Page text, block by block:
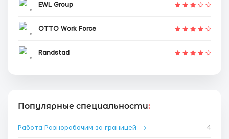
EWL Group
OTTO Work Force
Randstad
Популярные специальности:
Работа Разнорабочим за границей → 4